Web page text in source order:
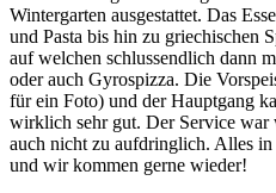
Wintergarten ausgestattet. Das
und Pasta bis hin zu griechischen
auf welchen schlussendlich dann
oder auch Gyrospizza. Die
für ein Foto) und der Hauptgang
wirklich sehr gut. Der Service war
auch nicht zu aufdringlich. Alles
und wir kommen gerne wieder!